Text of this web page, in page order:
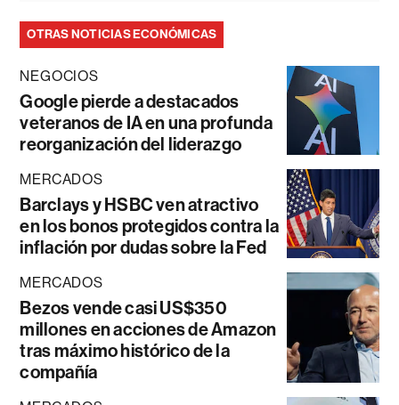
OTRAS NOTICIAS ECONÓMICAS
NEGOCIOS
Google pierde a destacados
veteranos de IA en una profunda
reorganización del liderazgo
MERCADOS
Barclays y HSBC ven atractivo
en los bonos protegidos contra la
inflación por dudas sobre la Fed
MERCADOS
Bezos vende casi US$350
millones en acciones de Amazon
tras máximo histórico de la
compañía